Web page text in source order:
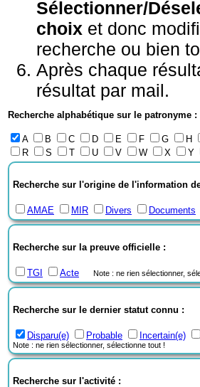
Sélectionner/
choix et donc
recherche ou bien
Après chaque
résultat par mail.
Recherche alphabétique sur le patronyme :
A B C D E F G H
R
S T U V W X Y
Recherche sur l'origine de l'information
AMAE MIR Divers Documents
Recherche sur la preuve officielle :
TGI Acte Note : ne rien sélectionner,
Recherche sur le dernier statut connu :
Disparu(e) Probable Incertain(e)
Note : ne rien sélectionner, sélectionne tout !
Recherche sur l'activité :